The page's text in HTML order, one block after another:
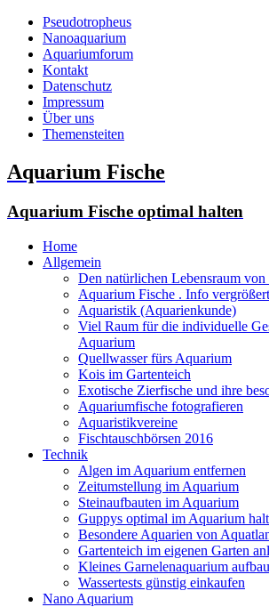
Pseudotropheus
Nanoaquarium
Aquariumforum
Kontakt
Datenschutz
Impressum
Über uns
Themensteiten
Aquarium Fische
Aquarium Fische optimal halten
Home
Allgemein
Den natürlichen Lebensraum von
Aquarium Fische . Info
Aquaristik (Aquarienkunde)
Viel Raum für die individuelle
Aquarium
Quellwasser fürs Aquarium
Kois im Gartenteich
Exotische Zierfische und ihre
Aquariumfische fotografieren
Aquaristikvereine
Fischtauschbörsen 2016
Technik
Algen im Aquarium entfernen
Zeitumstellung im Aquarium
Steinaufbauten im Aquarium
Guppys optimal im Aquarium
Besondere Aquarien von
Gartenteich im eigenen Garten
Kleines Garnelenaquarium
Wassertests günstig einkaufen
Nano Aquarium